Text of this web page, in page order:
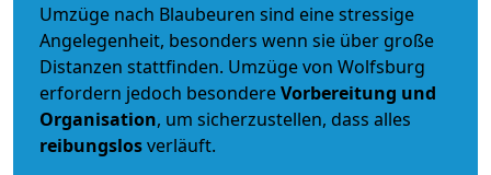
Umzüge nach Blaubeuren sind eine stressige
Angelegenheit, besonders wenn sie über große
Distanzen stattfinden. Umzüge von Wolfsburg
erfordern jedoch besondereVorbereitung und
Organisation, um sicherzustellen, dass alles
reibungslosverläuft.